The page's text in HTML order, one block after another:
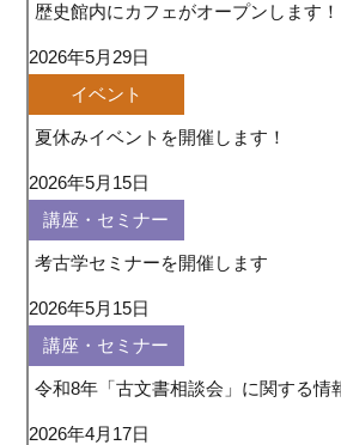
歴史館内にカフェがオープンします！
2026年5月29日
イベント
夏休みイベントを開催します！
2026年5月15日
講座・セミナー
考古学セミナーを開催します
2026年5月15日
講座・セミナー
令和8年「古文書相談会」に関する情
2026年4月17日